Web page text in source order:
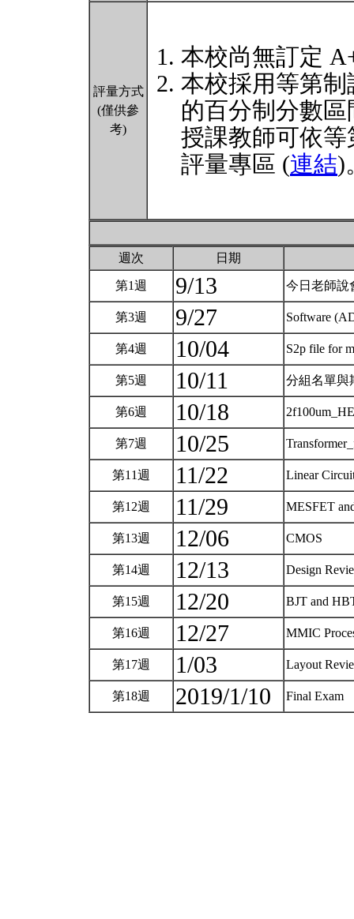
評量方式
(僅供參
考)
本校尚無訂定
本校採用等第
的百分制分數
授課教師可依
評量專區 (連結)
週次 日期
第1週 9/13 今日老師
第3週 9/27 Software
第4週 10/04 S2p file for
第5週 10/11 分組名單
第6週 10/18
第7週 10/25
第11週 11/22 Linear
第12週 11/29 MESFET
第13週 12/06 CMOS
第14週 12/13 Design
第15週 12/20 BJT and
第16週 12/27 MMIC
第17週 1/03 Layout
第18週 2019/1/10 Final Exam